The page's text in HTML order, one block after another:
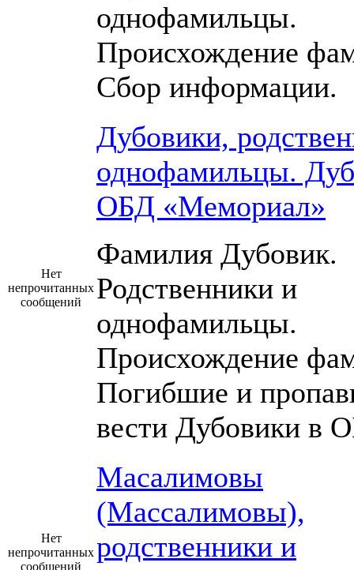
однофамильцы.
Происхождение
Сбор информации.
Нет
непрочитанных
сообщений
Дубовики,
однофамильцы.
ОБД «Мемориал»
Фамилия Дубовик.
Родственники и
однофамильцы.
Происхождение
Погибшие и
вести Дубовики в
Нет
непрочитанных
сообщений
Масалимовы
(Массалимовы),
родственники и